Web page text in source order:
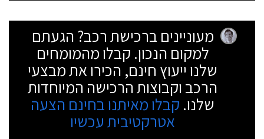
מעוניינים ברכישת רכב? הגעתם
למקום הנכון. קבלו מהמומחים
שלנו ייעוץ חינם, הכירו את מבצעי
הרכב וקבוצות הרכישה המיוחדות
שלנו. קבלו מאיתנו בחינם הצעה
אטרקטיבית עכשיו